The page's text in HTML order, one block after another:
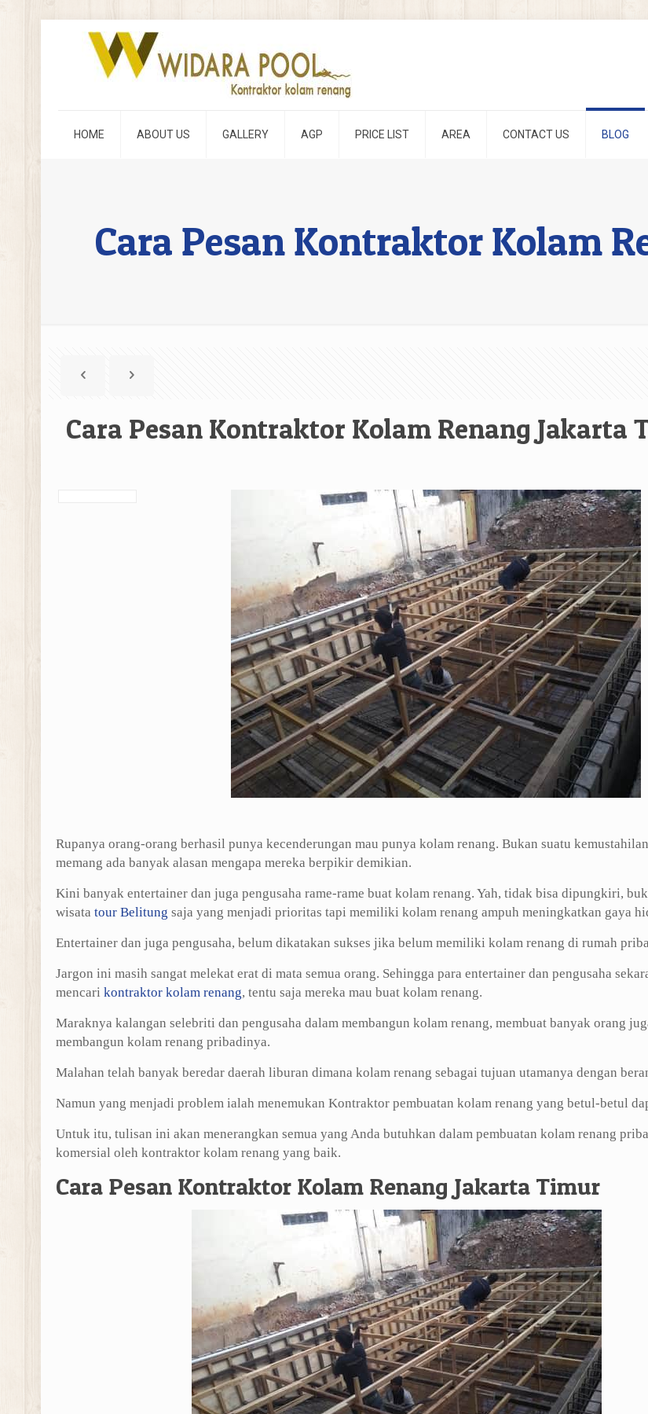
HOME ABOUT US GALLERY AGP PRICE LIST AREA CONTACT US BLOG
Cara Pesan Kontraktor Kolam
Cara Pesan Kontraktor Kolam Renang Jakarta
Rupanya orang-orang berhasil punya kecenderungan mau punya kolam renang. Bukan suatu
memang ada banyak alasan mengapa mereka berpikir demikian.
Kini banyak entertainer dan juga pengusaha rame-rame buat kolam renang. Yah, tidak bisa dipungkiri,
wisata tour Belitung saja yang menjadi prioritas tapi memiliki kolam renang ampuh meningkatkan gaya
Entertainer dan juga pengusaha, belum dikatakan sukses jika belum memiliki kolam renang di rumah
Jargon ini masih sangat melekat erat di mata semua orang. Sehingga para entertainer dan pengusaha
mencari kontraktor kolam renang, tentu saja mereka mau buat kolam renang.
Maraknya kalangan selebriti dan pengusaha dalam membangun kolam renang, membuat banyak orang
membangun kolam renang pribadinya.
Malahan telah banyak beredar daerah liburan dimana kolam renang sebagai tujuan utamanya dengan
Namun yang menjadi problem ialah menemukan Kontraktor pembuatan kolam renang yang betul-betul
Untuk itu, tulisan ini akan menerangkan semua yang Anda butuhkan dalam pembuatan kolam renang
komersial oleh kontraktor kolam renang yang baik.
Cara Pesan Kontraktor Kolam Renang Jakarta Timur